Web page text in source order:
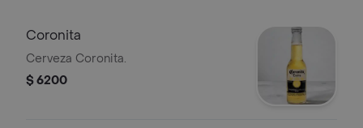
Coronita
Cerveza Coronita.
$ 6200